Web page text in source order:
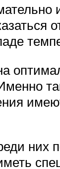
них